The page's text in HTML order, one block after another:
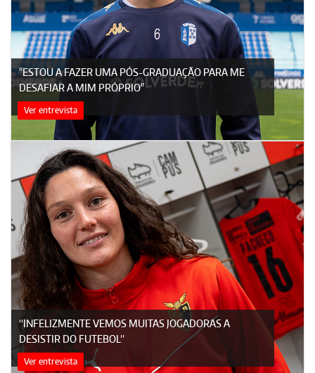
"ESTOU A FAZER UMA PÓS-GRADUAÇÃO PARA ME
DESAFIAR A MIM PRÓPRIO"
Ver entrevista
“INFELIZMENTE VEMOS MUITAS JOGADORAS A
DESISTIR DO FUTEBOL”
Ver entrevista